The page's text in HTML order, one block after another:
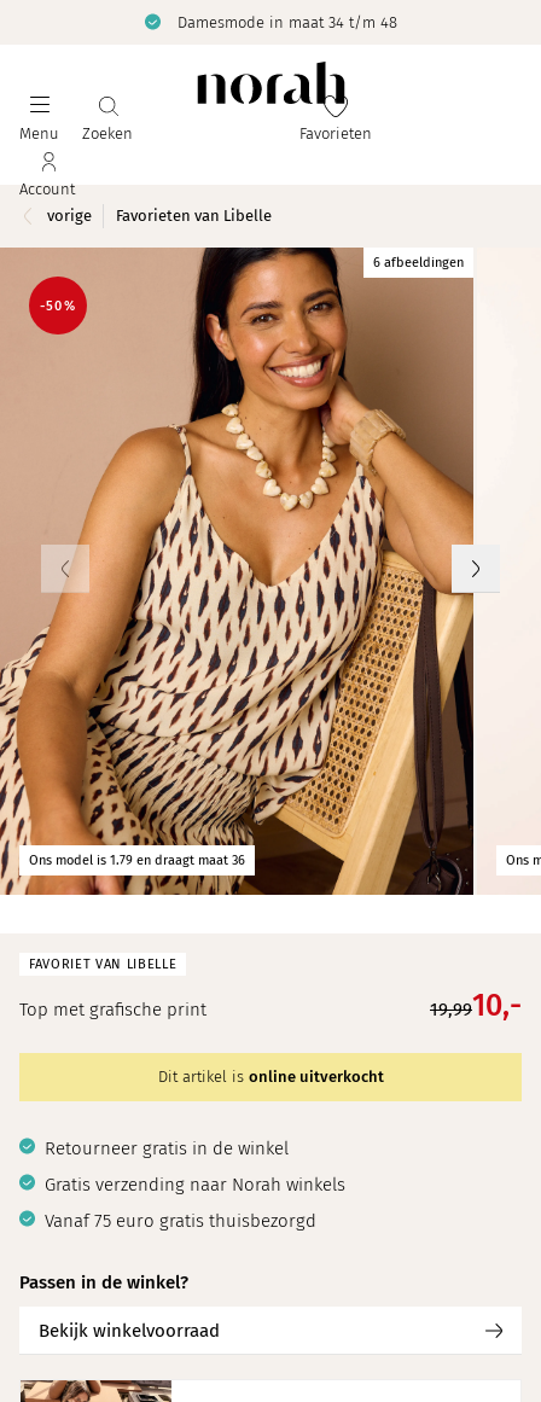
Damesmode in maat 34 t/m 48
Menu Zoeken Favorieten
Account
vorige
Favorieten van Libelle
Ons model is 1.79 en draagt maat 36 Ons
6 afbeeldingen
-50%
FAVORIET VAN LIBELLE
Top met grafische print 19,9910,-
Dit artikel is online uitverkocht
Retourneer gratis in de winkel
Gratis verzending naar Norah winkels
Vanaf 75 euro gratis thuisbezorgd
Passen in de winkel?
Bekijk winkelvoorraad